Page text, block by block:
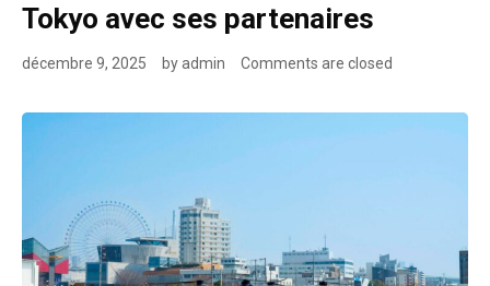
Tokyo avec ses partenaires
décembre 9, 2025 byadmin Comments are closed